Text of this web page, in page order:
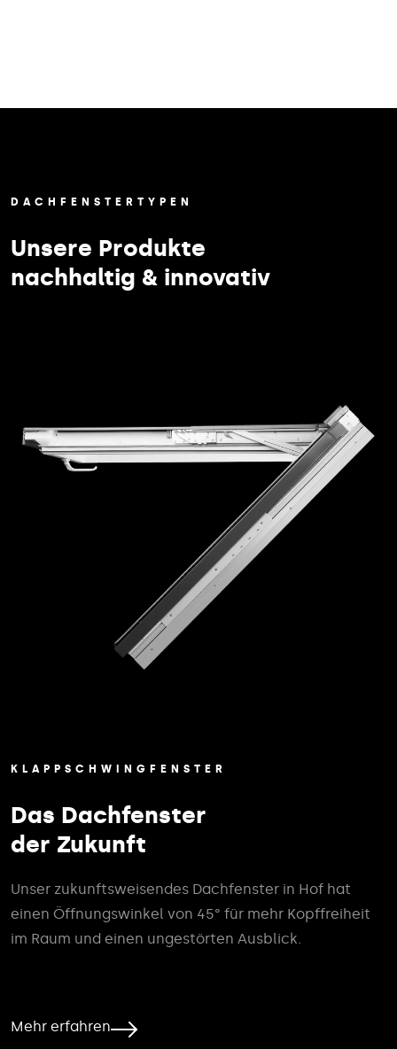
DACHFENSTERTYPEN
Unsere Produkte
nachhaltig & innovativ
KLAPPSCHWINGFENSTER
Das Dachfenster
der Zukunft
Unser zukunftsweisendes Dachfenster in Hof hat
einen Öffnungswinkel von 45° für mehr Kopffreiheit
im Raum und einen ungestörten Ausblick.
Mehr erfahren